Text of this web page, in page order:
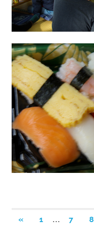
投
«前
1 7 8